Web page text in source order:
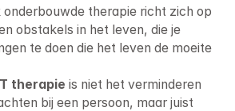
therapie richt zich op
obstakels in het leven, die je
te doen die het leven de moeite
therapie is niet het verminderen
bij een persoon, maar juist